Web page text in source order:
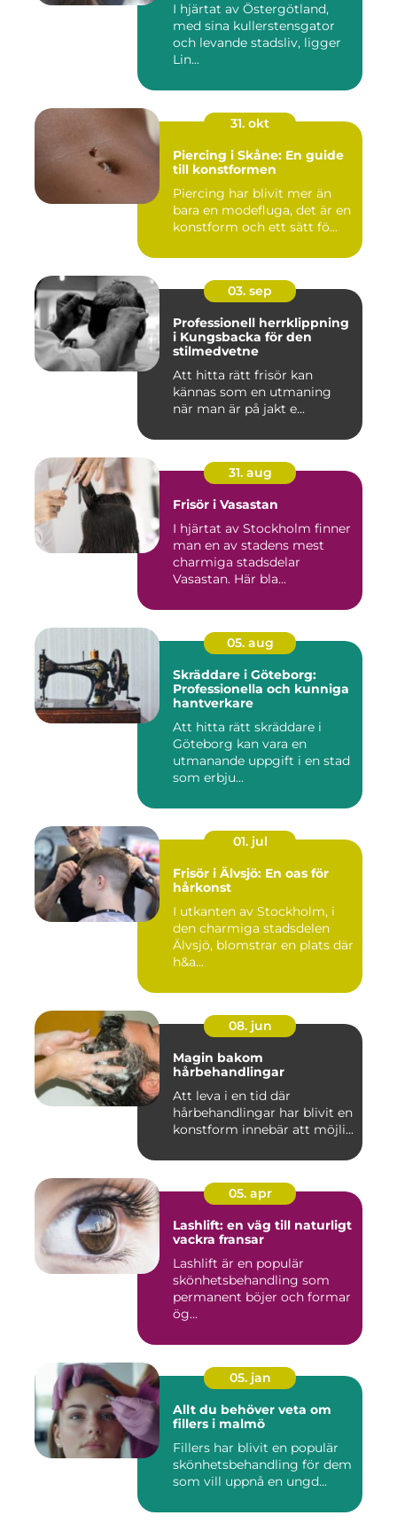
I hjärtat av Östergötland,
med sina kullerstensgator
och levande stadsliv, ligger
Lin...
31. okt
Piercing i Skåne: En guide
till konstformen
Piercing har blivit mer än
bara en modefluga, det är en
konstform och ett sätt fö...
03. sep
Professionell herrklippning
i Kungsbacka för den
stilmedvetne
Att hitta rätt frisör kan
kännas som en utmaning
när man är på jakt e...
31. aug
Frisör i Vasastan
I hjärtat av Stockholm finner
man en av stadens mest
charmiga stadsdelar
Vasastan. Här bla...
05. aug
Skräddare i Göteborg:
Professionella och kunniga
hantverkare
Att hitta rätt skräddare i
Göteborg kan vara en
utmanande uppgift i en stad
som erbju...
01. jul
Frisör i Älvsjö: En oas för
hårkonst
I utkanten av Stockholm, i
den charmiga stadsdelen
Älvsjö, blomstrar en plats där
h&a...
08. jun
Magin bakom
hårbehandlingar
Att leva i en tid där
hårbehandlingar har blivit en
konstform innebär att möjli...
05. apr
Lashlift: en väg till naturligt
vackra fransar
Lashlift är en populär
skönhetsbehandling som
permanent böjer och formar
ög...
05. jan
Allt du behöver veta om
fillers i malmö
Fillers har blivit en populär
skönhetsbehandling för dem
som vill uppnå en ungd...